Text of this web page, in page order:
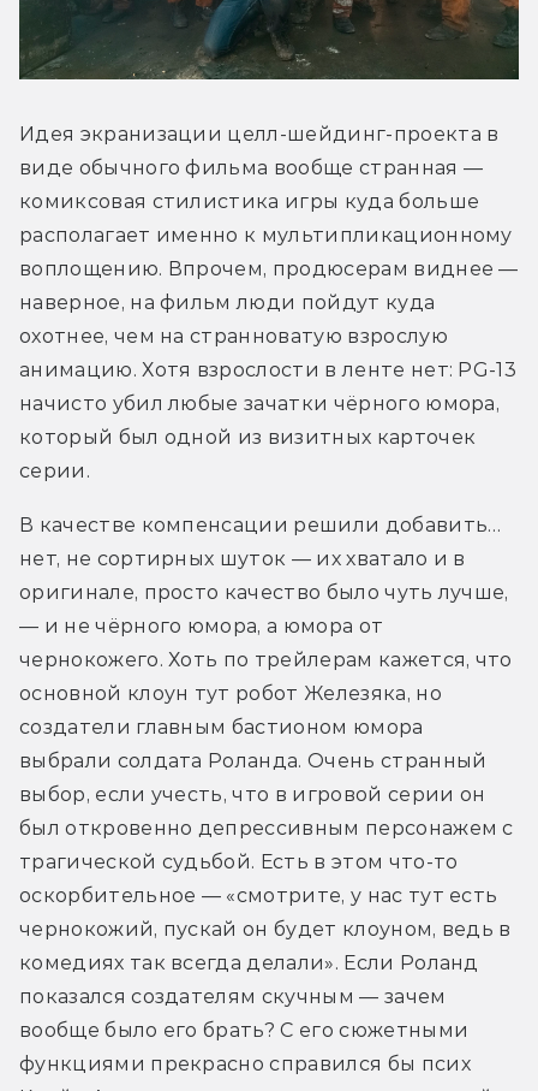
Идея экранизации целл-шейдинг-проекта в
виде обычного фильма вообще странная —
комиксовая стилистика игры куда больше
располагает именно к мультипликационному
воплощению. Впрочем, продюсерам виднее —
наверное, на фильм люди пойдут куда
охотнее, чем на странноватую взрослую
анимацию. Хотя взрослости в ленте нет: PG-13
начисто убил любые зачатки чёрного юмора,
который был одной из визитных карточек
серии.
В качестве компенсации решили добавить…
нет, не сортирных шуток — их хватало и в
оригинале, просто качество было чуть лучше,
— и не чёрного юмора, а юмора от
чернокожего. Хоть по трейлерам кажется, что
основной клоун тут робот Железяка, но
создатели главным бастионом юмора
выбрали солдата Роланда. Очень странный
выбор, если учесть, что в игровой серии он
был откровенно депрессивным персонажем с
трагической судьбой. Есть в этом что-то
оскорбительное — «смотрите, у нас тут есть
чернокожий, пускай он будет клоуном, ведь в
комедиях так всегда делали». Если Роланд
показался создателям скучным — зачем
вообще было его брать? С его сюжетными
функциями прекрасно справился бы псих